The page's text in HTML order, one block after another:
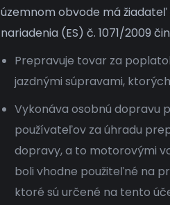
územnom obvode má
nariadenia (ES) č. 1071/2009
Prepravuje tovar za
jazdnými súpravami,
Vykonáva osobnú dopravu
používateľov za úhradu
dopravy, a to motorovými
boli vhodne použiteľné na
ktoré sú určené na tento